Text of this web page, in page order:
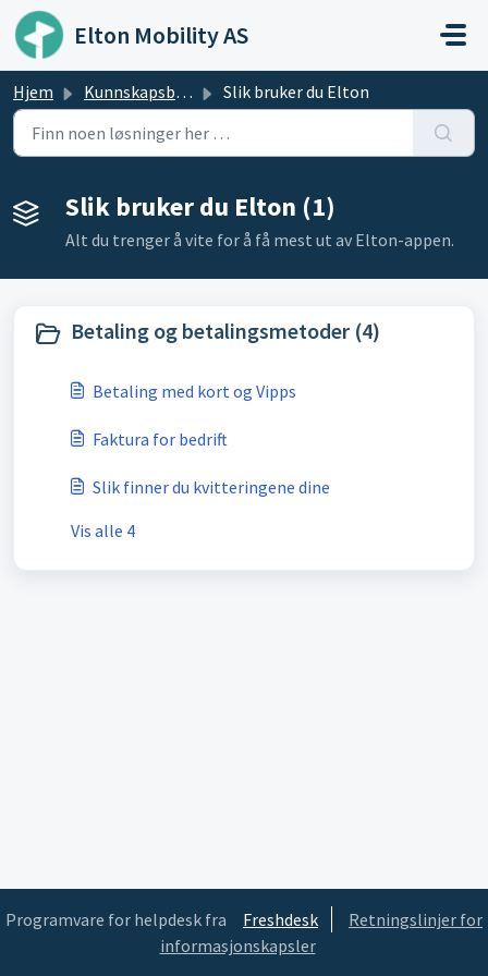
Gå til hovedinnhold
Elton Mobility AS
Hjem Kunnskapsbase Slik bruker du Elton
Slik bruker du Elton (1)
Alt du trenger å vite for å få mest ut av Elton-appen.
Betaling og betalingsmetoder (4)
Betaling med kort og Vipps
Faktura for bedrift
Slik finner du kvitteringene dine
Vis alle 4
Programvare for helpdesk fra Freshdesk
Retningslinjer for
informasjonskapsler